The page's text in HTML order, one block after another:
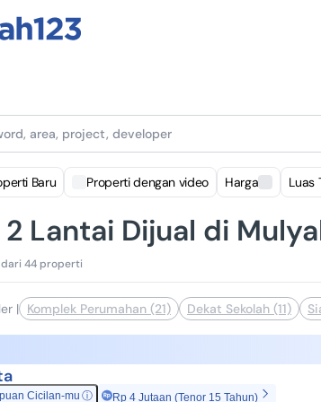
area, project, developer
Baru Properti dengan video Harga Luas
2 Lantai Dijual di
44 properti
| Komplek Perumahan (21) Dekat Sekolah (11)
Cicilan-mu ⓘ Rp 4 Jutaan (Tenor 15 Tahun)